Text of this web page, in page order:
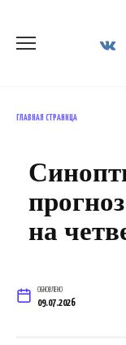
содержанию
ГЛАВНАЯ СТРАНИЦА
на
ОБНОВЛЕНО
09.07.2026